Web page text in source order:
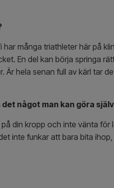
många triathleter här på
En del kan börja springa
hela senan full av kärl tar
något man kan göra
din kropp och inte vänta
inte funkar att bara bita